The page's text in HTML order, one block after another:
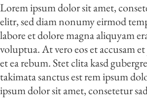
Lorem ipsum dolor sit amet,
elitr, sed diam nonumy eirmod
labore et dolore magna aliquyam
voluptua. At vero eos et accusam
et ea rebum. Stet clita kasd
takimata sanctus est rem ipsum
ipsum dolor sit amet, consetetur